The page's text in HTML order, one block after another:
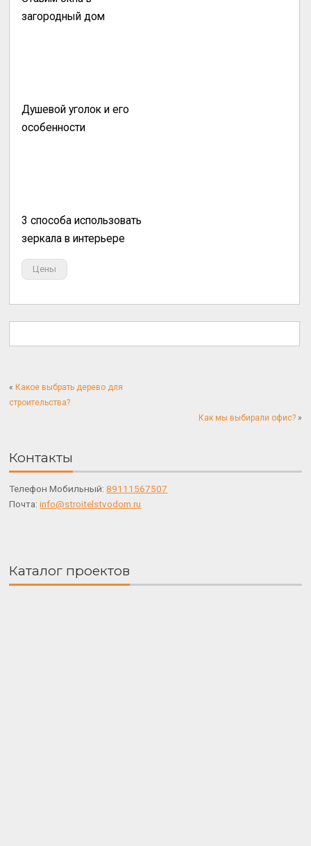
загородный дом
Душевой уголок и его
особенности
3 способа использовать
зеркала в интерьере
Цены
« Какое выбрать дерево для
строительства?
Как мы выбирали офис?»
Контакты
Телефон Мобильный:89111567507
Почта:info@stroitelstvodom.ru
Каталог проектов